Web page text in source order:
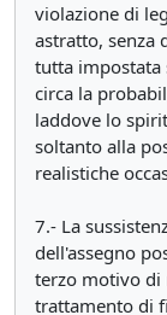
violazione di
astratto, senza
tutta impostata
circa la
laddove lo
soltanto alla
realistiche
7.- La
dell'assegno
terzo motivo di
trattamento di